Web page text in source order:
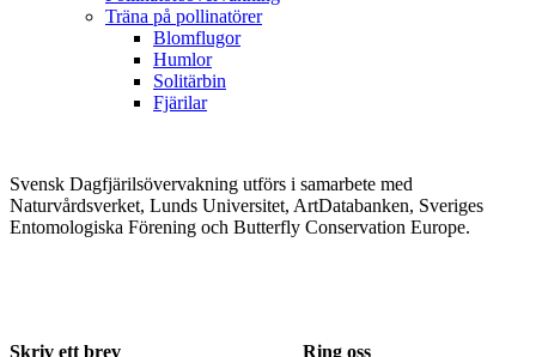
Träna på pollinatörer
Blomflugor
Humlor
Solitärbin
Fjärilar
Svensk Dagfjärilsövervakning utförs i samarbete med
Naturvårdsverket, Lunds Universitet, ArtDatabanken, Sveriges
Entomologiska Förening och Butterfly Conservation Europe.
Skriv ett brev Ring oss